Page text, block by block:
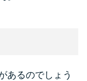
あるのでしょう